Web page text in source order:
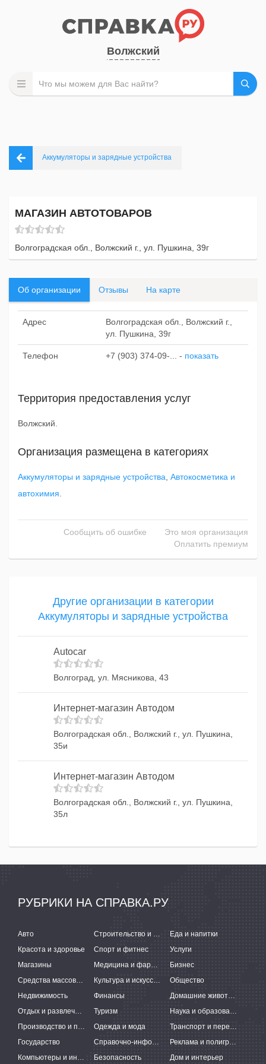
Волжский
Аккумуляторы и зарядные устройства
МАГАЗИН АВТОТОВАРОВ
Волгоградская обл., Волжский г., ул. Пушкина, 39г
Об организации Отзывы На карте
Адрес
Волгоградская обл., Волжский г.,
ул. Пушкина, 39г
Телефон +7 (903) 374-09-... - показать
Территория предоставления услуг
Волжский.
Организация размещена в категориях
Аккумуляторы и зарядные устройства Автокосметика и
автохимия
Сообщить об ошибке
Это моя организация
Оплатить премиум
Другие организации в категории
Аккумуляторы и зарядные устройства
Autocar
Волгоград, ул. Мясникова, 43
Интернет-магазин Автодом
Волгоградская обл., Волжский г., ул. Пушкина,
35и
Интернет-магазин Автодом
Волгоградская обл., Волжский г., ул. Пушкина,
35л
РУБРИКИ НА СПРАВКА.РУ
Авто Строительство и ремонт
Еда и напитки
Красота и здоровье
Спорт и фитнес
Услуги
Магазины
Медицина и фармацевтика
Бизнес
Средства массовой информации
Культура и искусство
Общество
Недвижимость
Финансы
Домашние животные
Отдых и развлечения
Туризм
Наука и образование
Производство и поставки
Одежда и мода
Транспорт и перевозки
Государство
Справочно-информационные системы
Реклама и полиграфия
Компьютеры и интернет
Безопасность Дом и интерьер